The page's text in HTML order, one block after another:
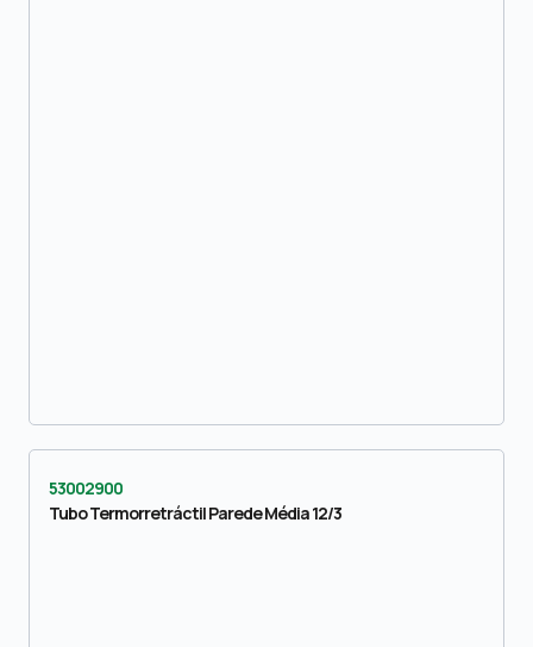
53002900
Tubo Termorretráctil Parede Média 12/3